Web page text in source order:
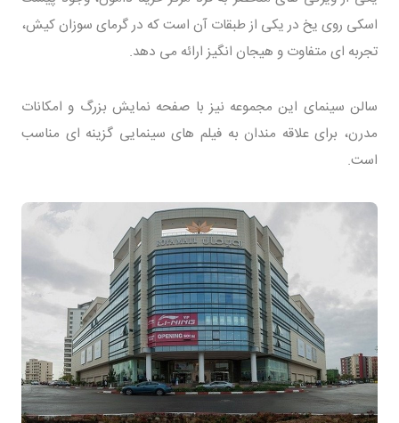
اسکی روی یخ در یکی از طبقات آن است که در گرمای سوزان کیش،
تجربه ای متفاوت و هیجان انگیز ارائه می دهد.
سالن سینمای این مجموعه نیز با صفحه نمایش بزرگ و امکانات
مدرن، برای علاقه مندان به فیلم های سینمایی گزینه ای مناسب
است.